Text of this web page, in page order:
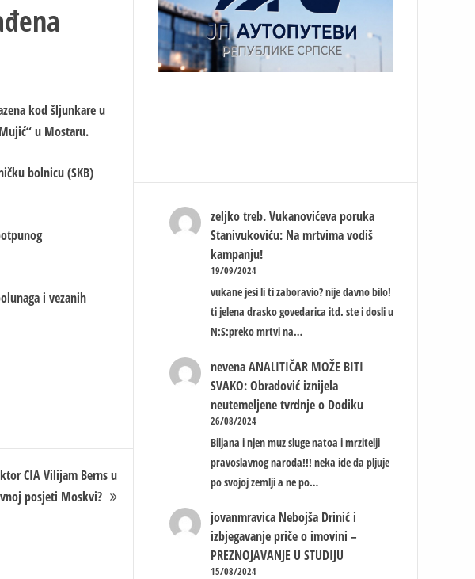
kod šljunkare u
u Mostaru.
bolnicu (SKB)
i vezanih
CIA Vilijam Berns u
posjeti Moskvi?
zeljko treb. Vukanovićeva poruka
Stanivukoviću: Na mrtvima vodiš
kampanju!
19/09/2024
vukane jesi li ti zaboravio? nije davno bilo!
ti jelena drasko govedarica itd. ste i dosli u
N:S:preko mrtvi na…
nevena ANALITIČAR MOŽE BITI
SVAKO: Obradović iznijela
neutemeljene tvrdnje o Dodiku
26/08/2024
Biljana i njen muz sluge natoa i mrzitelji
pravoslavnog naroda!!! neka ide da pljuje
po svojoj zemlji a ne po…
jovanmravica Nebojša Drinić i
izbjegavanje priče o imovini –
PREZNOJAVANJE U STUDIJU
15/08/2024